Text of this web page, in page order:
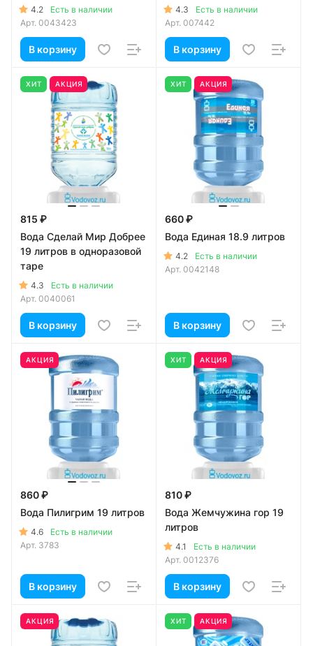
4.2
Есть в наличии
Арт. 0043423
В корзину
4.3
Есть в наличии
Арт. 007442
В корзину
ХИТ АКЦИЯ
815 ₽
Вода Сделай Мир Добрее
19 литров в одноразовой
таре
4.3
Есть в наличии
Арт. 0040061
В корзину
ХИТ АКЦИЯ
660 ₽
Вода Единая 18.9 литров
4.2
Есть в наличии
Арт. 0042148
В корзину
АКЦИЯ
860 ₽
Вода Пилигрим 19 литров
4.6
Есть в наличии
Арт. 3783
В корзину
ХИТ АКЦИЯ
810 ₽
Вода Жемчужина гор 19
литров
4.1
Есть в наличии
Арт. 0012376
В корзину
АКЦИЯ ХИТ АКЦИЯ